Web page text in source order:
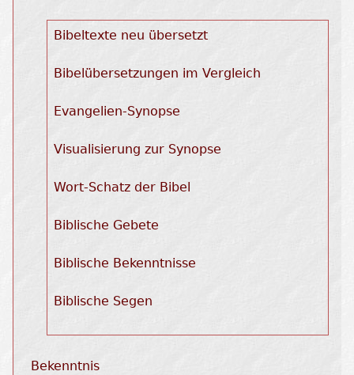
Bibeltexte neu übersetzt
Bibelübersetzungen im Vergleich
Evangelien-Synopse
Visualisierung zur Synopse
Wort-Schatz der Bibel
Biblische Gebete
Biblische Bekenntnisse
Biblische Segen
Bekenntnis